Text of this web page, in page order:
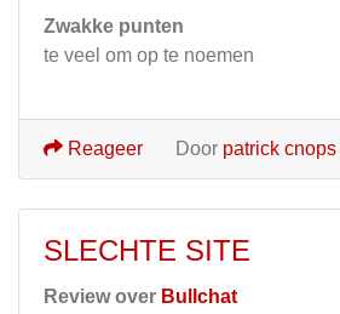
Zwakke punten
te veel om op te noemen
Door patrick cnops
Reageer
SLECHTE SITE
Review over Bullchat